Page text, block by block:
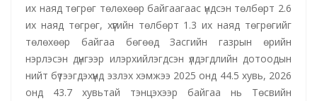
их наяд төгрөг төлөхөөр байгаагаас үндсэн төлбөрт 2.6
их наяд төгрөг, хүүгийн төлбөрт 1.3 их наяд төгрөгийг
төлөхөөр байгаа бөгөөд Засгийн газрын өрийн
нэрлэсэн дүнгээр илэрхийлэгдсэн үлдэгдлийн дотоодын
нийт бүтээгдэхүүнд эзлэх хэмжээ 2025 онд 44.5 хувь, 2026
онд 43.7 хувьтай тэнцэхээр байгаа нь Төсвийн